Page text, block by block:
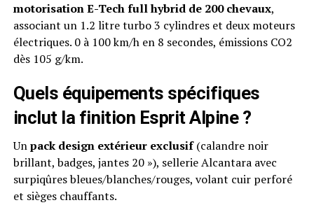
motorisation E-Tech full hybrid de 200 chevaux,
associant un 1.2 litre turbo 3 cylindres et deux moteurs
électriques. 0 à 100 km/h en 8 secondes, émissions CO2
dès 105 g/km.
Quels équipements spécifiques
inclut la finition Esprit Alpine ?
Unpack design extérieur exclusif(calandre noir
brillant, badges, jantes 20 »), sellerie Alcantara avec
surpiqûres bleues/blanches/rouges, volant cuir perforé
et sièges chauffants.